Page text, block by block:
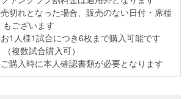
売切れとなった場合、販売のない日付・席種
もございます
お1人様1試合につき6枚まで購入可能です
（複数試合購入可）
ご購入時に本人確認書類が必要となります